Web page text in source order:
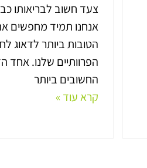
צעד חשוב לבריאותו
אנחנו תמיד מחפשים
הטובות ביותר לדאוג
הפרוותיים שלנו. אחד
החשובים ביותר
קרא עוד »